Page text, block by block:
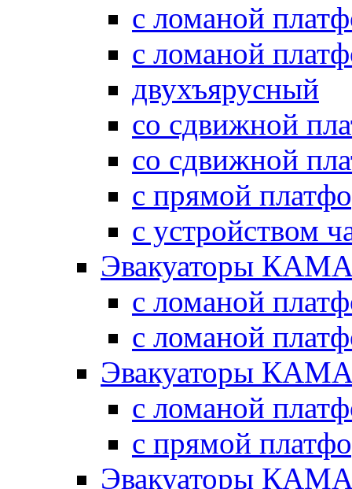
с ломаной
с ломаной
двухъярусный
со сдвижной
со сдвижной
с прямой
с устройством
Эвакуаторы
с ломаной
с ломаной
Эвакуаторы
с ломаной
с прямой
Эвакуаторы